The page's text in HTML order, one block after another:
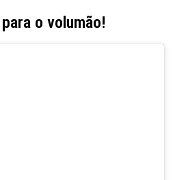
o volumão!